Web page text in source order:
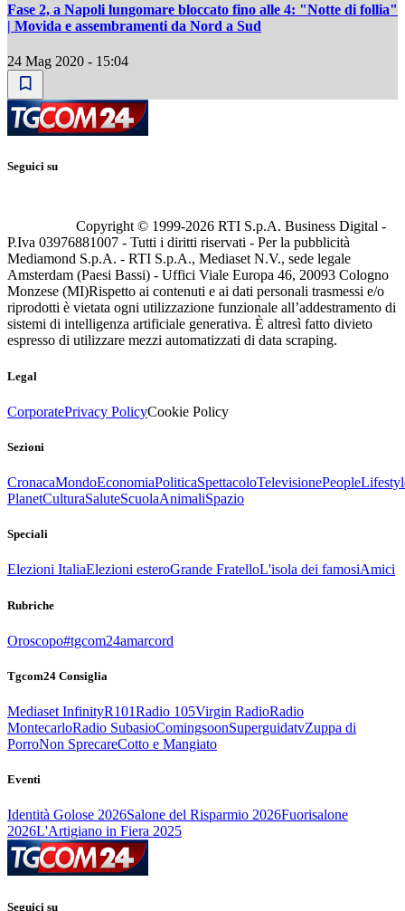
Fase 2, a Napoli lungomare bloccato fino alle 4: "Notte di follia"
| Movida e assembramenti da Nord a Sud
24 Mag 2020 - 15:04
Seguici su
Copyright © 1999-2026 RTI S.p.A. Business Digital -
P.Iva 03976881007 - Tutti i diritti riservati - Per la pubblicità
Mediamond S.p.A. - RTI S.p.A., Mediaset N.V., sede legale
Amsterdam (Paesi Bassi) - Uffici Viale Europa 46, 20093 Cologno
Monzese (MI)Rispetto ai contenuti e ai dati personali trasmessi e/o
riprodotti è vietata ogni utilizzazione funzionale all’addestramento di
sistemi di intelligenza artificiale generativa. È altresì fatto divieto
espresso di utilizzare mezzi automatizzati di data scraping.
Legal
CorporatePrivacy PolicyCookie Policy
Sezioni
CronacaMondoEconomiaPoliticaSpettacoloTelevisionePeople
PlanetCulturaSaluteScuolaAnimaliSpazio
Speciali
Elezioni ItaliaElezioni esteroGrande FratelloL'isola dei famosiAmici
Rubriche
Oroscopo#tgcom24amarcord
Tgcom24 Consiglia
Mediaset InfinityR101Radio 105Virgin RadioRadio
MontecarloRadio SubasioComingsoonSuperguidatvZuppa di
PorroNon SprecareCotto e Mangiato
Eventi
Identità Golose 2026Salone del Risparmio 2026Fuorisalone
2026L'Artigiano in Fiera 2025
Seguici su